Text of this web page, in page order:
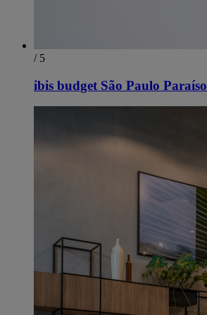
/ 5
ibis budget São Paulo Paraíso